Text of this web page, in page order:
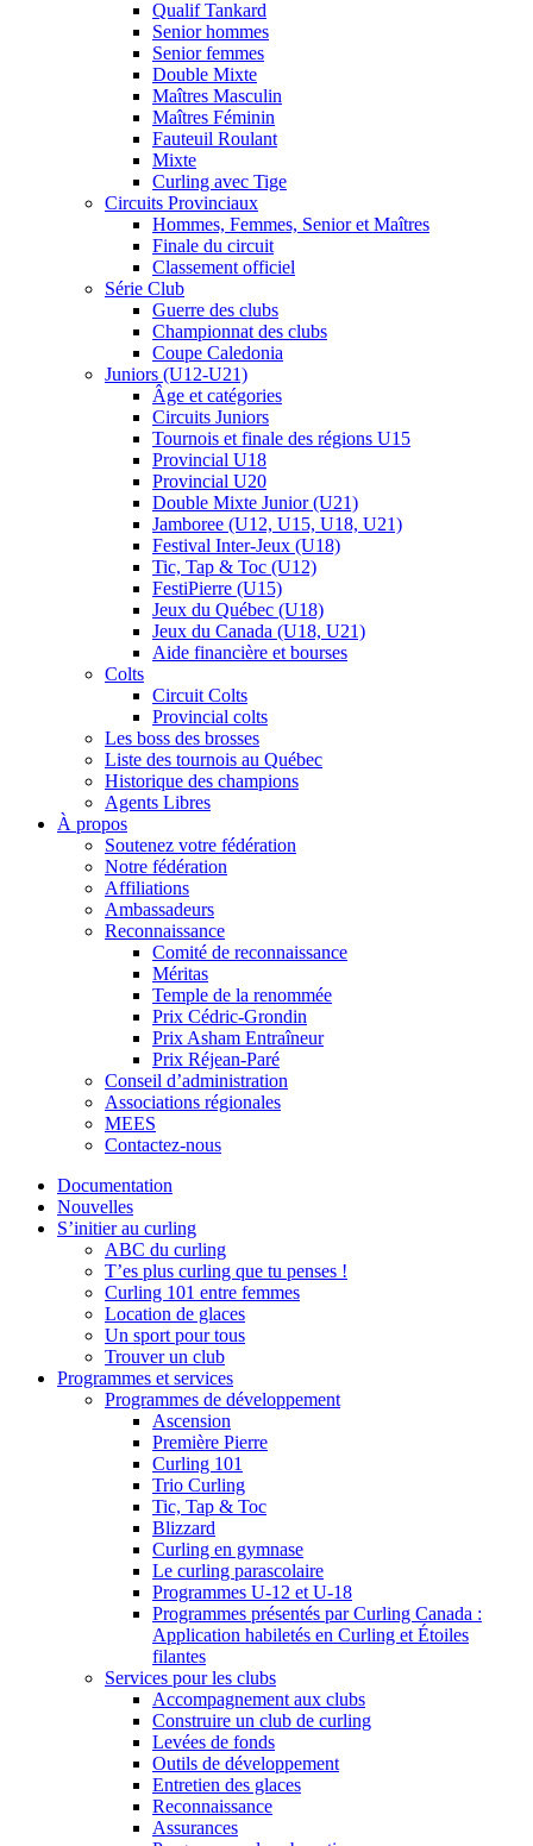
Qualif Tankard
Senior hommes
Senior femmes
Double Mixte
Maîtres Masculin
Maîtres Féminin
Fauteuil Roulant
Mixte
Curling avec Tige
Circuits Provinciaux
Hommes, Femmes, Senior et Maîtres
Finale du circuit
Classement officiel
Série Club
Guerre des clubs
Championnat des clubs
Coupe Caledonia
Juniors (U12-U21)
Âge et catégories
Circuits Juniors
Tournois et finale des régions U15
Provincial U18
Provincial U20
Double Mixte Junior (U21)
Jamboree (U12, U15, U18, U21)
Festival Inter-Jeux (U18)
Tic, Tap & Toc (U12)
FestiPierre (U15)
Jeux du Québec (U18)
Jeux du Canada (U18, U21)
Aide financière et bourses
Colts
Circuit Colts
Provincial colts
Les boss des brosses
Liste des tournois au Québec
Historique des champions
Agents Libres
À propos
Soutenez votre fédération
Notre fédération
Affiliations
Ambassadeurs
Reconnaissance
Comité de reconnaissance
Méritas
Temple de la renommée
Prix Cédric-Grondin
Prix Asham Entraîneur
Prix Réjean-Paré
Conseil d’administration
Associations régionales
MEES
Contactez-nous
Documentation
Nouvelles
S’initier au curling
ABC du curling
T’es plus curling que tu penses !
Curling 101 entre femmes
Location de glaces
Un sport pour tous
Trouver un club
Programmes et services
Programmes de développement
Ascension
Première Pierre
Curling 101
Trio Curling
Tic, Tap & Toc
Blizzard
Curling en gymnase
Le curling parascolaire
Programmes U-12 et U-18
Programmes présentés par Curling Canada :
Application habiletés en Curling et Étoiles
filantes
Services pour les clubs
Accompagnement aux clubs
Construire un club de curling
Levées de fonds
Outils de développement
Entretien des glaces
Reconnaissance
Assurances